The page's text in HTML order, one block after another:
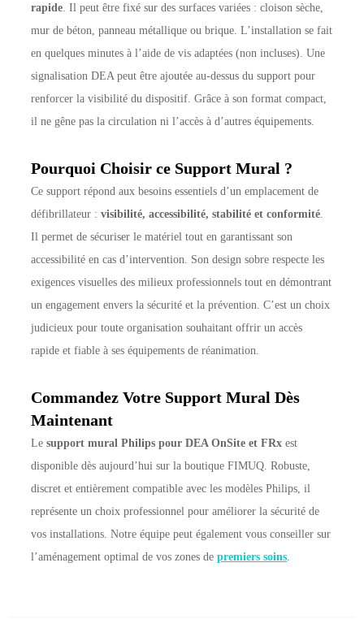
rapide . Il peut être fixé sur des surfaces variées : cloison sèche,
mur de béton, panneau métallique ou brique. L’installation se fait
en quelques minutes à l’aide de vis adaptées (non incluses). Une
signalisation DEA peut être ajoutée au-dessus du support pour
renforcer la visibilité du dispositif. Grâce à son format compact,
il ne gêne pas la circulation ni l’accès à d’autres équipements.
Pourquoi Choisir ce Support Mural ?
Ce support répond aux besoins essentiels d’un emplacement de
défibrillateur :visibilité, accessibilité, stabilité et conformité
Il permet de sécuriser le matériel tout en garantissant son
accessibilité en cas d’intervention. Son design sobre respecte les
exigences visuelles des milieux professionnels tout en démontrant
un engagement envers la sécurité et la prévention. C’est un choix
judicieux pour toute organisation souhaitant offrir un accès
rapide et fiable à ses équipements de réanimation.
Commandez Votre Support Mural Dès
Maintenant
Lesupport mural Philips pour DEA OnSite et FRx est
disponible dès aujourd’hui sur la boutique FIMUQ. Robuste,
discret et entièrement compatible avec les modèles Philips, il
représente un choix professionnel pour améliorer la sécurité de
vos installations. Notre équipe peut également vous conseiller sur
l’aménagement optimal de vos zones depremiers soins